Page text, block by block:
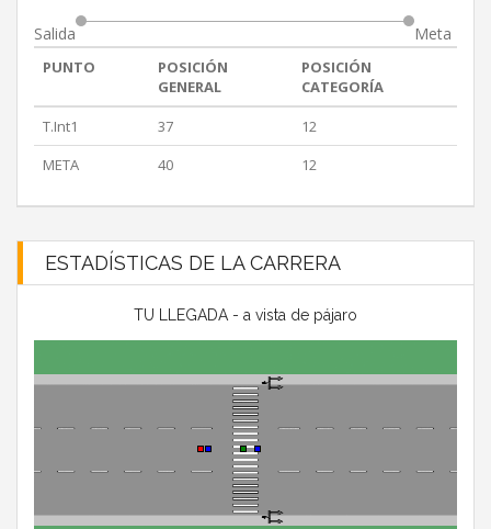
Salida Meta
PUNTO
POSICIÓN
GENERAL
POSICIÓN
CATEGORÍA
T.Int1
37
12
META
40 12
ESTADÍSTICAS DE LA CARRERA
TU LLEGADA - a vista de pájaro